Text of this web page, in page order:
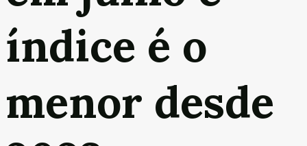
índice é o
menor desde